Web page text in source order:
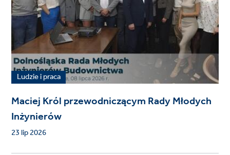
Ludzie i praca
Maciej Król przewodniczącym Rady Młodych
Inżynierów
23 lip 2026